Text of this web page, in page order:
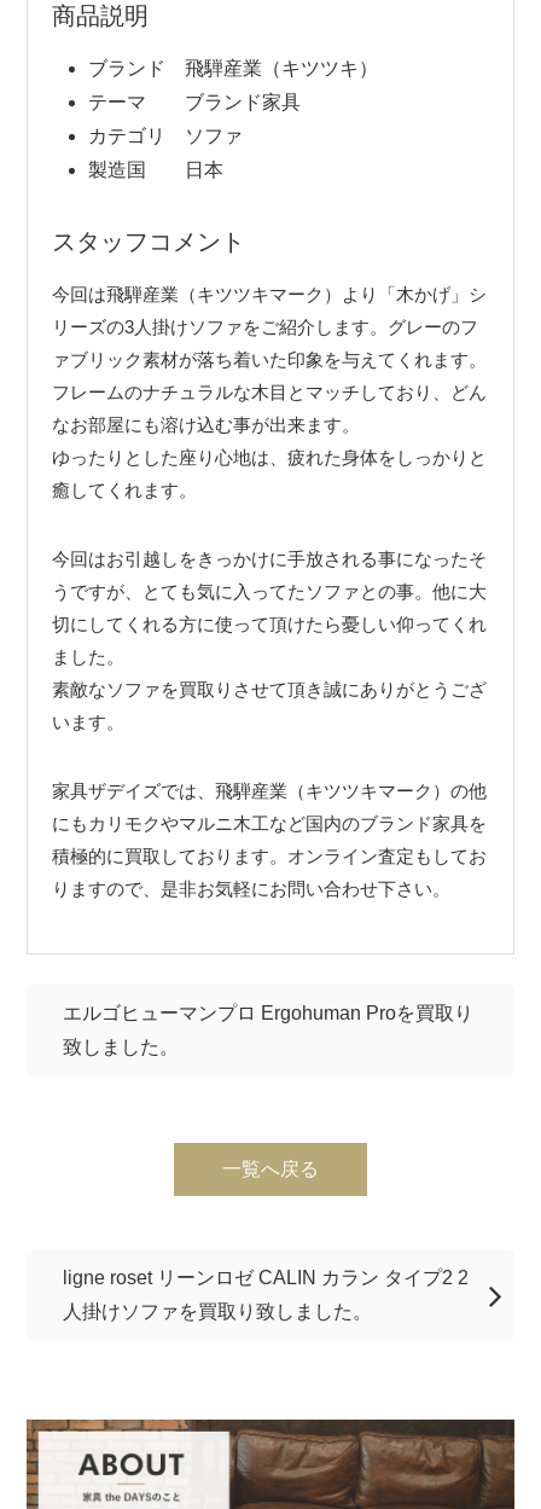
商品説明
ブランド 飛騨産業（キツツキ）
テーマ ブランド家具
カテゴリ ソファ
製造国 日本
スタッフコメント
今回は飛騨産業（キツツキマーク）より「木かげ」シ
リーズの3人掛けソファをご紹介します。グレーのフ
ァブリック素材が落ち着いた印象を与えてくれます。
フレームのナチュラルな木目とマッチしており、どん
なお部屋にも溶け込む事が出来ます。
ゆったりとした座り心地は、疲れた身体をしっかりと
癒してくれます。
今回はお引越しをきっかけに手放される事になったそ
うですが、とても気に入ってたソファとの事。他に大
切にしてくれる方に使って頂けたら憂しい仰ってくれ
ました。
素敵なソファを買取りさせて頂き誠にありがとうござ
います。
家具ザデイズでは、飛騨産業（キツツキマーク）の他
にもカリモクやマルニ木工など国内のブランド家具を
積極的に買取しております。オンライン査定もしてお
りますので、是非お気軽にお問い合わせ下さい。
エルゴヒューマンプロ Ergohuman Proを買取り
致しました。
一覧へ戻る
ligne roset リーンロゼ CALIN カラン タイプ2 2
人掛けソファを買取り致しました。